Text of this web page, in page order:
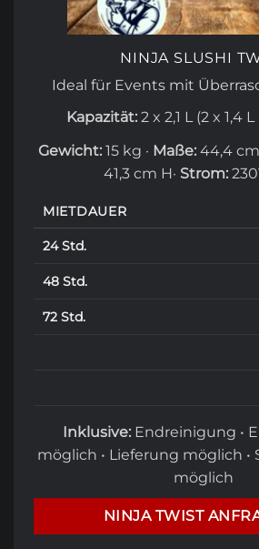
NINJA SLUSHI
Ideal für Events mit
Kapazität:2 x 2,1 L (2 x 1,4
Gewicht:15 kg · Maße: 44,4
41,3 cm H· Strom:
MIETDAUER
24 Std.
48 Std.
72 Std.
Inklusive: Endreinigung •
möglich • Lieferung möglich
möglich
NINJA TWIST